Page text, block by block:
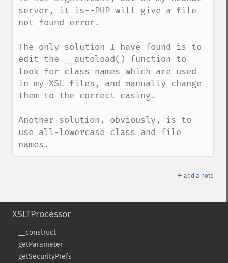
server, it is--PHP will give a file
not found error.
The only solution I have found is to
edit the __autoload() function to
look for class names which are used
in my XSL files, and manually change
them to the correct casing.
Another solution, obviously, is to
use all-lowercase class and file
names.
＋ add a note
XSLTProcessor
_​_​construct
getParameter
getSecurityPrefs